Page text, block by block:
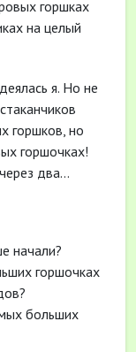
горшках
на целый
я. Но не
горшков, но
горшочках!
два…
начали?
горшочках
больших